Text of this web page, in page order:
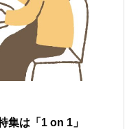
集は「1 on 1」